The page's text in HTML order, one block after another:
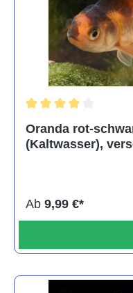
Oranda rot-
(Kaltwasser),
Ab 9,99 €*